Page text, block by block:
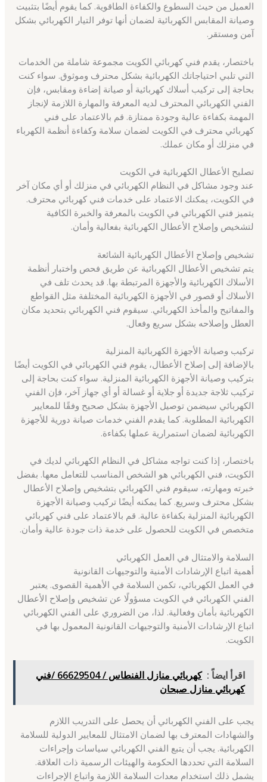
العميل من حيث السطوع والكفاءة الطاقوية. كما يقوم أيضًا بتثبيت
وصيانة المقابس الكهربائية لضمان أنها توفر التيار الكهربائي بشكل
آمن ومستقر.
باختصار، يقدم فني كهربائي الكويت مجموعة شاملة من الخدمات
التي تلبي احتياجاتك الكهربائية بشكل محترف وموثوق. سواء كنت
بحاجة إلى تركيب أسلاك كهربائية أو صيانة إضاءة ومقابس، فإن
الفني الكهربائي المحترف لديه المعرفة والمهارة اللازمة لإنجاز
المهمة بكفاءة عالية وجودة ممتازة. قم بالاعتماد على فني
كهربائي محترف في الكويت لضمان سلامة وكفاءة أنظمة الكهرباء
في منزلك أو مكان عملك.
تصليح الأعطال الكهربائية في الكويت
عند وجود مشاكل في النظام الكهربائي في منزلك أو أي مكان آخر
في الكويت، يمكنك الاعتماد على خدمات فني كهربائي محترف.
يتميز فني الكهربائي في الكويت بالمعرفة والخبرة الكافية
لتشخيص وإصلاح الأعطال الكهربائية بفعالية وأمان.
تشخيص وإصلاح الأعطال الكهربائية الشائعة
يتم تشخيص الأعطال الكهربائية عن طريق فحص واختبار أنظمة
الأسلاك الكهربائية والأجهزة المرتبطة بها. قد يحدث تلف في
الأسلاك أو قصور في الأجهزة الكهربائية المختلفة مثل القواطع
والمفاتيح والمأخذ الكهربائي. سيقوم فني الكهربائي بتحديد مكان
العطل وإصلاحه بشكل سريع وفعال.
تركيب وصيانة الأجهزة الكهربائية المنزلية
بالإضافة إلى إصلاح الأعطال، يقوم فني الكهربائي في الكويت أيضًا
بتركيب وصيانة الأجهزة الكهربائية المنزلية. سواء كنت بحاجة إلى
تركيب ثلاجة جديدة أو جلاية أو غسالة أو أي جهاز آخر، فإن الفني
الكهربائي سيضمن توصيل الأجهزة بشكل صحيح وفقًا للمعايير
الكهربائية المطلوبة. كما يقدم الفني خدمات صيانة دورية للأجهزة
الكهربائية لضمان استمرارية عملها بكفاءة.
باختصار، إذا كنت تواجه مشاكل في النظام الكهربائي لديك في
الكويت، فني الكهربائي هو الشخص المناسب للتعامل معها. بفضل
خبرته ومهارته، سيقوم فني الكهربائي بتشخيص وإصلاح الأعطال
بشكل محترف وسريع. كما يمكنه أيضًا تركيب وصيانة الأجهزة
الكهربائية المنزلية بكفاءة عالية. قم بالاعتماد على فني كهربائي
متخصص في الكويت للحصول على خدمة ذات جودة عالية وأمان.
السلامة والامتثال في العمل الكهربائي
أهمية اتباع الإرشادات الأمنية والتوجيهات القانونية
في العمل الكهربائي، تكمن السلامة في الأهمية القصوى. يعتبر
الفني الكهربائي في الكويت مسؤولًا عن تشخيص وإصلاح الأعطال
الكهربائية بأمان وفعالية. لذا، من الضروري على الفني الكهربائي
اتباع الإرشادات الأمنية والتوجيهات القانونية المعمول بها في
الكويت.
اقرأ ايضاً :
كهربائي منازل الفنطاس / 66629504 /فني
كهربائي منازل صبحان
يجب على الفني الكهربائي أن يحصل على التدريب اللازم
والشهادات المعترف بها لضمان الامتثال للمعايير الدولية للسلامة
الكهربائية. يجب أن يتبع الفني الكهربائي سياسات وإجراءات
السلامة التي تحددها الحكومة والهيئات الرسمية ذات العلاقة.
يشمل ذلك استخدام معدات السلامة اللازمة واتباع الإجراءات